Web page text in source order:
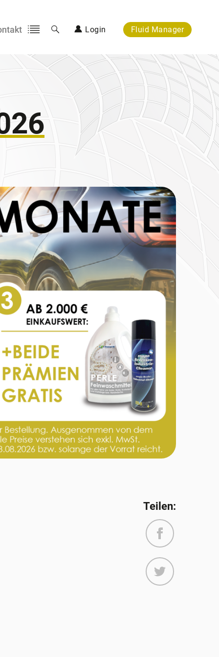
Mein Bereich
Suche Login
Login Fluid Manager
Teilen:
Facebook
Twitter